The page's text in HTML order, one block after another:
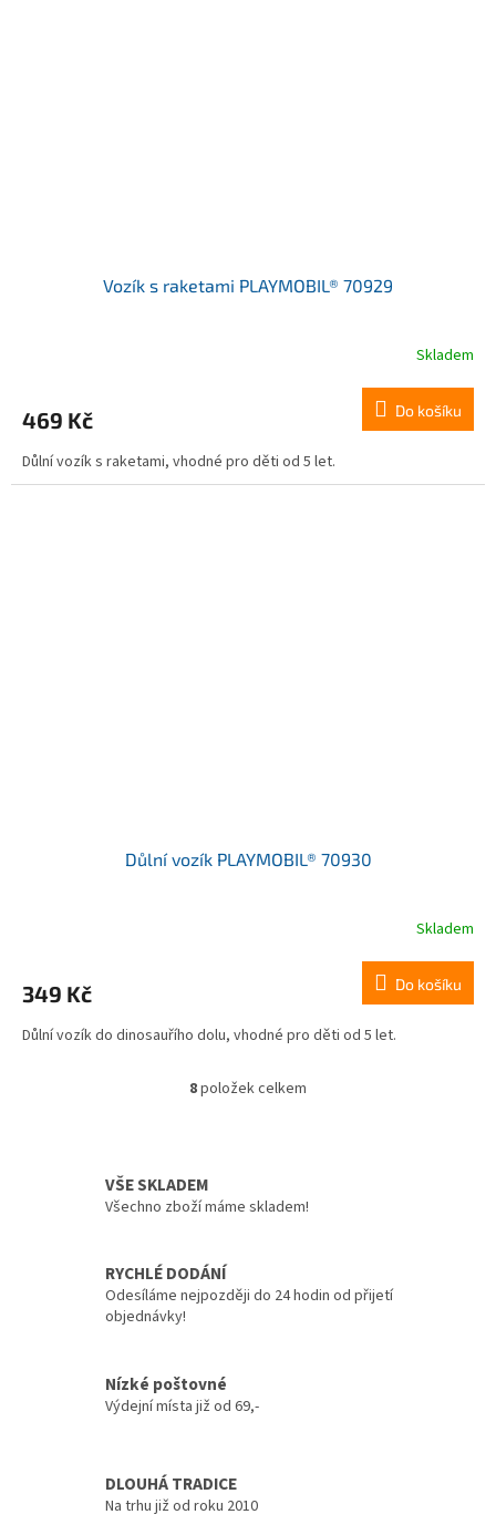
Vozík s raketami PLAYMOBIL® 70929
Skladem
469 Kč Do košíku
Důlní vozík s raketami, vhodné pro děti od 5 let.
Důlní vozík PLAYMOBIL® 70930
Skladem
349 Kč Do košíku
Důlní vozík do dinosauřího dolu, vhodné pro děti od 5 let.
O
a
r
v
p
8položek celkem
VŠE SKLADEM
Všechno zboží máme skladem!
RYCHLÉ DODÁNÍ
Odesíláme nejpozději do 24 hodin od přijetí
objednávky!
Nízké poštovné
Výdejní místa již od 69,-
DLOUHÁ TRADICE
Na trhu již od roku 2010